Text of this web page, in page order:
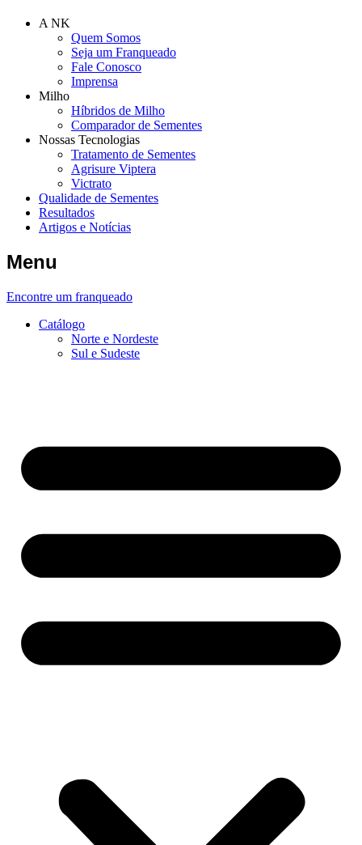
A NK
Quem Somos
Seja um Franqueado
Fale Conosco
Imprensa
Milho
Híbridos de Milho
Comparador de Sementes
Nossas Tecnologias
Tratamento de Sementes
Agrisure Viptera
Victrato
Qualidade de Sementes
Resultados
Artigos e Notícias
Menu
Encontre um franqueado
Catálogo
Norte e Nordeste
Sul e Sudeste